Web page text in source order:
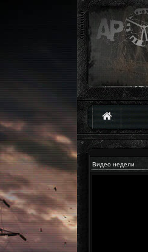
Видео недели